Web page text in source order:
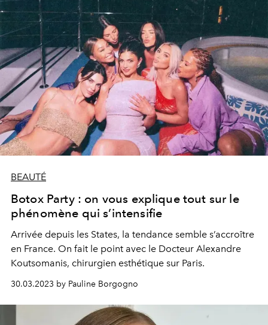
BEAUTÉ
Botox Party : on vous explique tout sur le
phénomène qui s’intensifie
Arrivée depuis les States, la tendance semble s’accroître
en France. On fait le point avec le Docteur Alexandre
Koutsomanis, chirurgien esthétique sur Paris.
30.03.2023 by Pauline Borgogno